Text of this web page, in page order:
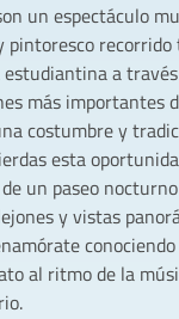
un espectáculo
pintoresco
a
más importantes
costumbre y
esta
un paseo
y vistas
al ritmo de la